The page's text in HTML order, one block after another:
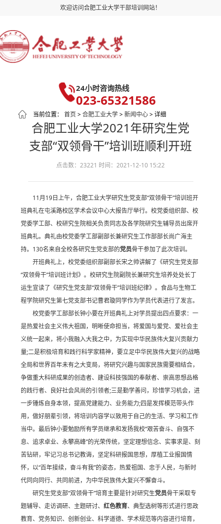
欢迎访问合肥工业大学干部培训网站！
24小时咨询热线
023-65321586
当前位置： 首页>合肥工业大学>新闻中心> 详细
合肥工业大学2021年研究生党
支部“双领骨干”培训班顺利开班
点击数：23221 时间：2021-12-10 15:22
11月19日上午，合肥工业大学研究生党支部“双领骨干”培训班开
班典礼在屯溪路校区学术会议中心大报告厅举行。校党委组织部、校
党委学工部、校研究生院相关负责同志及各学院研究生辅导员出席开
班典礼。典礼由校党委学工部副部长兼研究生工作部部长尚广海主
持。130名来自全校各研究生党支部的党员骨干参加了此次培训。
开班典礼上，校党委组织部副部长宋之帅讲解了《研究生党支部
“双领骨干”培训班计划》。校研究生院副院长兼研究生培养处处长丁
运生宣读了《研究生党支部“双领骨干”培训班纪律》。食品与生物工
程学院研究生第七党支部书记曹君璇同学作为学员代表进行了发言。
校党委学工部部长钟小要在开班典礼上对学员提出四点要求：一
是热爱社会主义伟大祖国，明晰使命担当，将爱国与爱党、爱社会主
义统一起来，将小我融入大我之中，为实现中华民族伟大复兴贡献力
量;二是积极培育和践行科学家精神，要立足中华民族伟大复兴的战略
全局和世界百年未有之大变局，将研究兴趣与国家民族需要相结合，
争做重大科研成果的创造者、建设科技强国的奉献者、崇高思想品格
的践行者、良好社会风尚的引领者;三是勤学善问，珍惜学习机会，进
一步锤炼自身本领，提高党建能力、业务能力;四是发挥模范带头作
用，做好朋辈引领，将培训内容学以致用于自己的生活、学习和工作
当中。最后钟小要勉励所有学员继承和发扬我校“艰苦奋斗、自强不
息、追求卓业、永攀高峰”的光荣传统，坚定理想信念、实事求是、刻
苦钻研，牢记习总书记教诲，坚定科研报国思想，厚植工业报国情
怀，以“百年接续，奋斗有我”的姿态，热爱祖国、忠于人民，与新时
代同向同行、共同前进，为中华民族伟大复兴不懈奋斗。
研究生党支部“双领骨干”培育主要是针对研究生党员骨干采取专
题辅导、走访调研、主题研讨、 红色教育、典型选树等形式进行思政
教育、党务知识、创新创业、科学道德、学术规范等内容进行培育，